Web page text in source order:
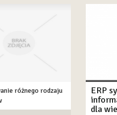
różnego rodzaju
ERP
dla